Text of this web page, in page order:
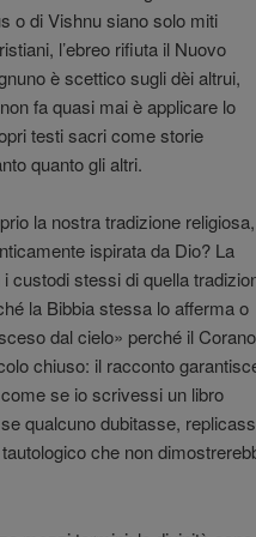
o di Vishnu siano solo miti
l’ebreo rifiuta il Nuovo
è scettico sugli dèi altrui,
fa quasi mai è applicare lo
testi sacri come storie
quanto gli altri.
la nostra tradizione religiosa,
ispirata da Dio? La
custodi stessi di quella
la Bibbia stessa lo afferma o
dal cielo» perché il Corano
chiuso: il racconto
come se io scrivessi un libro
qualcuno dubitasse,
che non